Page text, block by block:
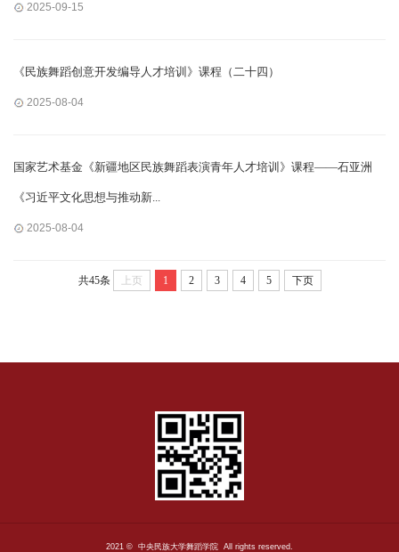
2025-09-15
《民族舞蹈创意开发编导人才培训》课程（二十四）
2025-08-04
国家艺术基金《新疆地区民族舞蹈表演青年人才培训》课程——石亚洲
《习近平文化思想与推动新...
2025-08-04
共45条 上页 1 2 3 4 5 下页
2021 © 中央民族大学舞蹈学院 All rights reserved.